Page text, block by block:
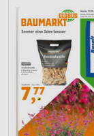
Verwendung
Inhalten
IAB-Besonderheiten:
Verwendung
Geräte anhand
Informationen